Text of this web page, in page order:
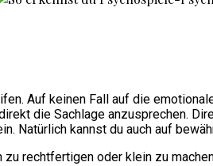
Auf keinen Fall auf die
die Sachlage anzusprechen.
Natürlich kannst du auch auf
zu rechtfertigen oder klein zu